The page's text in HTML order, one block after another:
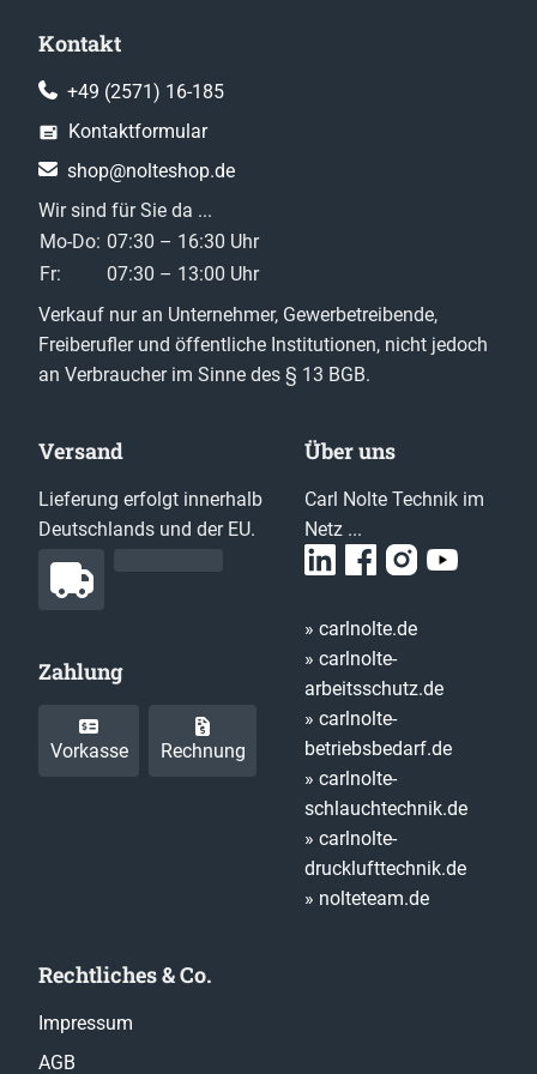
Kontakt
+49 (2571) 16-185
Kontaktformular
shop@nolteshop.de
Wir sind für Sie da ...
Mo-Do: 07:30 – 16:30 Uhr
Fr:
07:30 – 13:00 Uhr
Verkauf nur an Unternehmer, Gewerbetreibende,
Freiberufler und öffentliche Institutionen, nicht jedoch
an Verbraucher im Sinne des § 13 BGB.
Versand
Lieferung erfolgt innerhalb
Deutschlands und der EU.
Zahlung
Vorkasse Rechnung
Über uns
Carl Nolte Technik im
Netz ...
» carlnolte.de
» carlnolte-
arbeitsschutz.de
» carlnolte-
betriebsbedarf.de
» carlnolte-
schlauchtechnik.de
» carlnolte-
drucklufttechnik.de
» nolteteam.de
Rechtliches & Co.
Impressum
AGB